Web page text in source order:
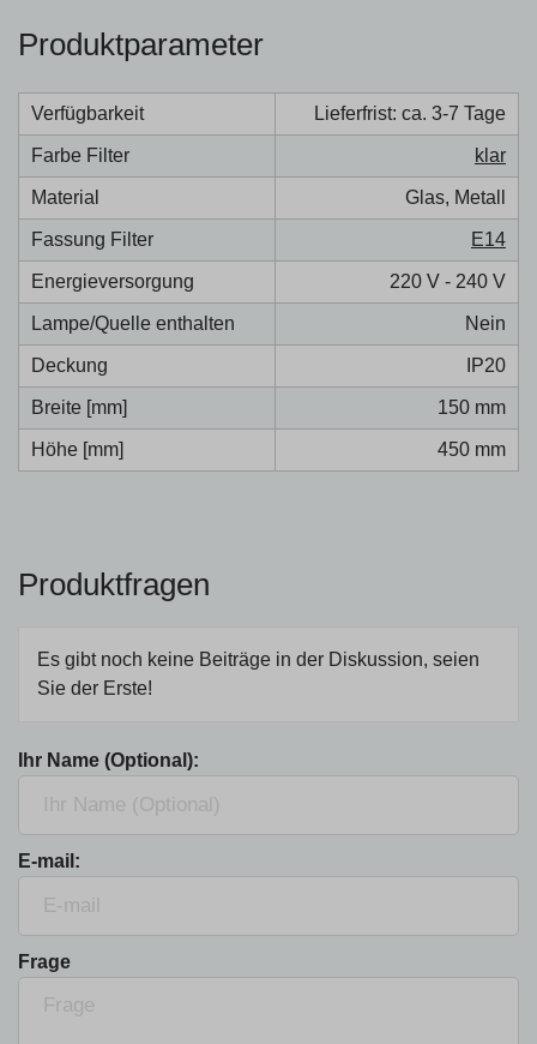
Produktparameter
Verfügbarkeit Lieferfrist: ca. 3-7 Tage
Farbe Filter klar
Material Glas, Metall
Fassung Filter E14
Energieversorgung 220 V - 240 V
Lampe/Quelle enthalten Nein
Deckung IP20
Breite [mm] 150 mm
Höhe [mm] 450 mm
Produktfragen
Es gibt noch keine Beiträge in der Diskussion, seien
Sie der Erste!
Ihr Name (Optional):
E-mail:
Frage